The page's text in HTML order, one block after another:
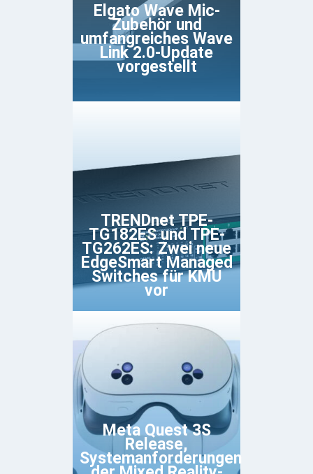
Elgato Wave Mic-
Zubehör und
umfangreiches Wave
Link 2.0-Update
vorgestellt
TRENDnet TPE-
TG182ES und TPE-
TG262ES: Zwei neue
EdgeSmart Managed
Switches für KMU
vor
Meta Quest 3S
Release,
Systemanforderungen